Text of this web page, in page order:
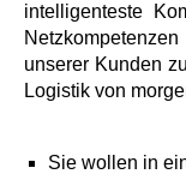
intelligenteste
unserer Kunden
Logistik von
Sie wollen in